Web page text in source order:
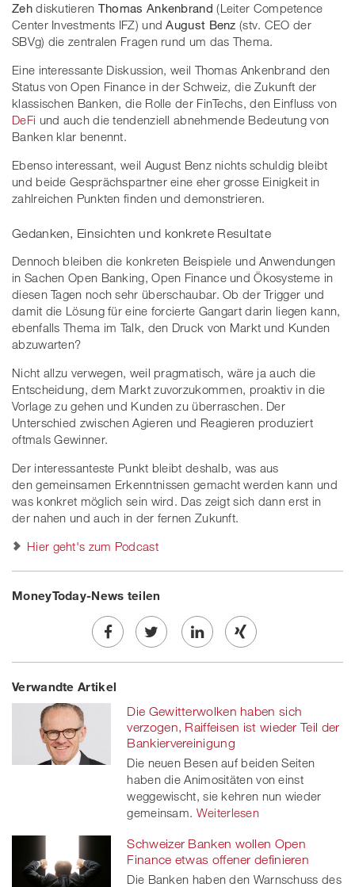
Zehdiskutieren Thomas Ankenbrand (Leiter Competence
Center Investments IFZ) undAugust Benz (stv. CEO der
SBVg) die zentralen Fragen rund um das Thema.
Eine interessante Diskussion, weil Thomas Ankenbrand den
Status von Open Finance in der Schweiz, die Zukunft der
klassischen Banken, die Rolle der FinTechs, den Einfluss von
DeFi und auch die tendenziell abnehmende Bedeutung von
Banken klar benennt.
Ebenso interessant, weil August Benz nichts schuldig bleibt
und beide Gesprächspartner eine eher grosse Einigkeit in
zahlreichen Punkten finden und demonstrieren.
Gedanken, Einsichten und konkrete Resultate
Dennoch bleiben die konkreten Beispiele und Anwendungen
in Sachen Open Banking, Open Finance und Ökosysteme in
diesen Tagen noch sehr überschaubar. Ob der Trigger und
damit die Lösung für eine forcierte Gangart darin liegen kann,
ebenfalls Thema im Talk, den Druck von Markt und Kunden
abzuwarten?
Nicht allzu verwegen, weil pragmatisch, wäre ja auch die
Entscheidung, dem Markt zuvorzukommen, proaktiv in die
Vorlage zu gehen und Kunden zu überraschen. Der
Unterschied zwischen Agieren und Reagieren produziert
oftmals Gewinner.
Der interessanteste Punkt bleibt deshalb, was aus
den gemeinsamen Erkenntnissen gemacht werden kann und
was konkret möglich sein wird. Das zeigt sich dann erst in
der nahen und auch in der fernen Zukunft.
Hier geht's zum Podcast
MoneyToday-News teilen
Share
on
Facebook
Twe
on
twitt
er
Share
linkedin
Share
Xing
Verwandte Artikel
Die Gewitterwolken haben sich
verzogen, Raiffeisen ist wieder Teil der
Bankiervereinigung
Die neuen Besen auf beiden Seiten
haben die Animositäten von einst
weggewischt, sie kehren nun wieder
gemeinsam. Weiterlesen
Schweizer Banken wollen Open
Finance etwas offener definieren
Die Banken haben den Warnschuss des